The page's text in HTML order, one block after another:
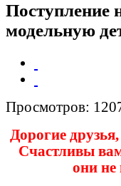
Поступление
модельную
Просмотров:
Дорогие
Счастливы
они не